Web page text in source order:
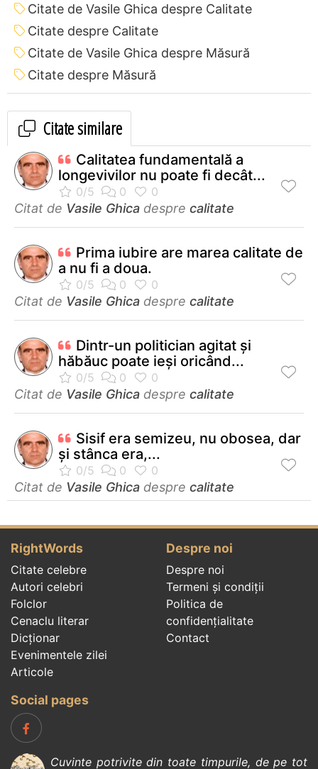
Citate de Vasile Ghica despre Calitate
Citate despre Calitate
Citate de Vasile Ghica despre Măsură
Citate despre Măsură
Citate similare
Calitatea fundamentală a
longevivilor nu poate fi decât...
Citat de Vasile Ghica despre calitate
Prima iubire are marea calitate de
a nu fi a doua.
Citat de Vasile Ghica despre calitate
Dintr-un politician agitat şi
hăbăuc poate ieşi oricând...
Citat de Vasile Ghica despre calitate
Sisif era semizeu, nu obosea, dar
și stânca era,...
Citat de Vasile Ghica despre calitate
RightWords
Citate celebre
Autori celebri
Folclor
Cenaclu literar
Dicționar
Evenimentele zilei
Articole
Despre noi
Despre noi
Termeni și condiții
Politica de
confidenţialitate
Contact
Social pages
Cuvinte potrivite din toate timpurile, de pe tot